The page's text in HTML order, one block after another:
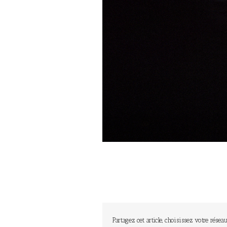
Partagez cet article, choisissez votre